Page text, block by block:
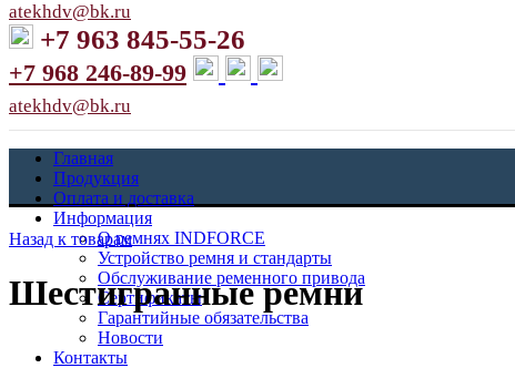
atekhdv@bk.ru
+7 963 845-55-26
+7 968 246-89-99
atekhdv@bk.ru
Главная
Продукция
Оплата и доставка
Информация
О ремнях INDFORCE
Устройство ремня и стандарты
Обслуживание ременного привода
Сертификаты
Гарантийные обязательства
Новости
Контакты
Назад к товарам
Шестигранные ремни